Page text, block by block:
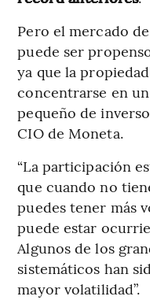
Pero el mercado
puede ser
ya que la
concentrarse en
pequeño de
CIO de Moneta.
“La participación
que cuando no
puedes tener más
puede estar
Algunos de los
sistemáticos han
mayor volatilidad”.